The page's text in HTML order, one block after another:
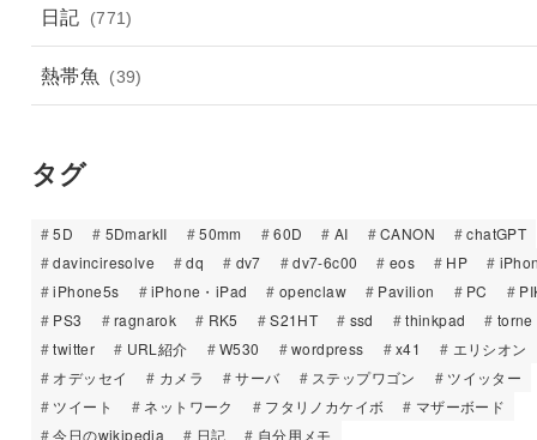
日記 (771)
熱帯魚 (39)
タグ
5D 5DmarkII 50mm 60D AI CANON
chatGPT
davinciresolve
dq dv7 dv7-6c00 eos HP
iPhone5s
iPhone・iPad openclaw Pavilion PC
PS3
ragnarok RK5 S21HT ssd thinkpad
torne
twitter
URL紹介 W530 wordpress x41
エリシオン
オデッセイ
カメラ サーバ ステップワゴン
ツイッター
ツイート
ネットワーク フタリノカケイボ
マザーボード
今日のwikipedia
日記 自分用メモ